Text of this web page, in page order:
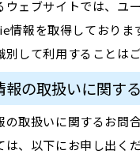
ウェブサイトでは、ユ
情報を取得しておりま
して利用することは
報の取扱いに関す
の取扱いに関するお問
、以下にお申し出くだ